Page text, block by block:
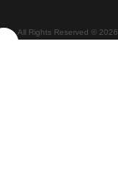
All Rights Reserved © 2026